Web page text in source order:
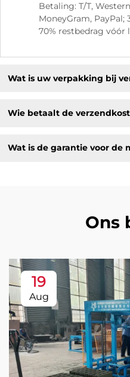
Betaling: T/T,
MoneyGram, PayPal;
70% restbedrag vóór
Wat is uw verpakking bij
Wie betaalt de
Wat is de garantie voor de
Ons
19
Aug